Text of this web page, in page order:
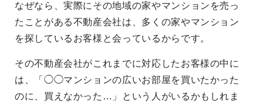
なぜなら、実際にその地域の家やマンションを売っ
たことがある不動産会社は、多くの家やマンション
を探しているお客様と会っているからです。
その不動産会社がこれまでに対応したお客様の中に
は、「◯◯マンションの広いお部屋を買いたかった
のに、買えなかった…」という人がいるかもしれま